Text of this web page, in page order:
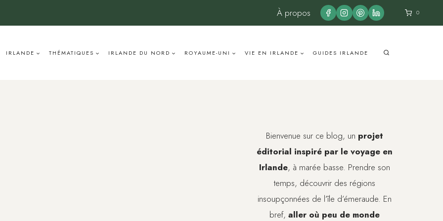
À propos 0
IRLANDE THÉMATIQUES IRLANDE DU NORD ROYAUME-UNI VIE EN IRLANDE GUIDES IRLANDE
Bienvenue sur ce blog, un projet
éditorial inspiré par le voyage en
Irlande, à marée basse. Prendre son
temps, découvrir des régions
insoupçonnées de l’île d’émeraude. En
bref, aller où peu de monde